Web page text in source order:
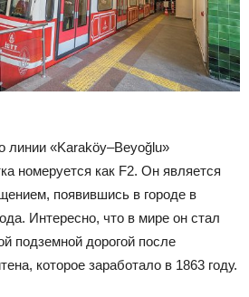
линии «Karaköy–Beyoğlu»
номеруется как F2. Он является
появившись в городе в
Интересно, что в мире он стал
подземной дорогой после
которое заработало в 1863 году.